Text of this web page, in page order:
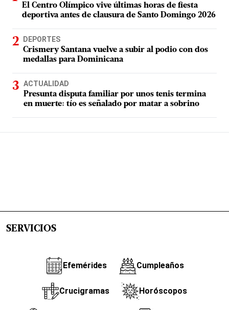
El Centro Olímpico vive últimas horas de fiesta
deportiva antes de clausura de Santo Domingo 2026
DEPORTES
Crismery Santana vuelve a subir al podio con dos
medallas para Dominicana
ACTUALIDAD
Presunta disputa familiar por unos tenis termina
en muerte: tío es señalado por matar a sobrino
SERVICIOS
Efemérides Cumpleaños
Crucigramas Horóscopos